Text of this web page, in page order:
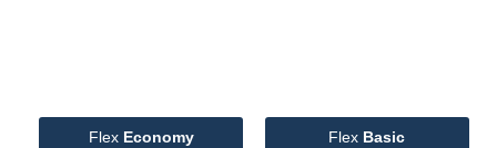
Flex Economy Flex Basic